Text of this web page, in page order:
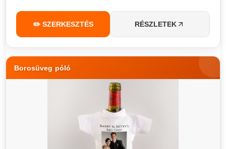
✏️ SZERKESZTÉS RÉSZLETEK
Borosüveg póló